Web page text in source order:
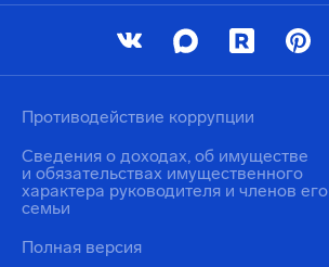
Противодействие коррупции
Сведения о доходах, об имуществе
и обязательствах имущественного
характера руководителя и членов его
семьи
Полная версия